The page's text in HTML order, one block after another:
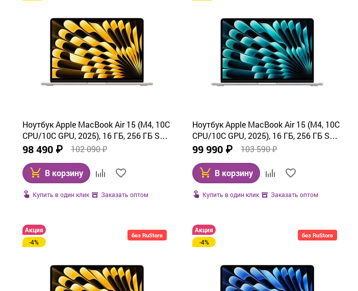
Ноутбук Apple MacBook Air 15 (M4, 10C
CPU/10C GPU, 2025), 16 ГБ, 256 ГБ SSD,
Starlight (MW1J3)
98 490 ₽ 102 090 ₽
В корзину
Купить в один клик Заказать оптом
Ноутбук Apple MacBook Air 15 (M4, 10C
CPU/10C GPU, 2025), 16 ГБ, 256 ГБ SSD,
Silver (MW1G3)
99 990 ₽ 103 590 ₽
В корзину
Купить в один клик Заказать оптом
без RuStore
Акция
-4%
без RuStore
Акция
-4%